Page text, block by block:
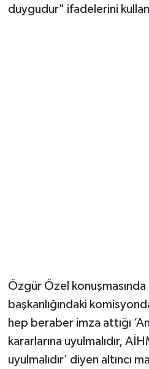
duygudur" ifadelerini
Özgür Özel konuşmasında
başkanlığındaki
hep beraber imza attığı
kararlarına uyulmalıdır,
uyulmalıdır’ diyen altıncı